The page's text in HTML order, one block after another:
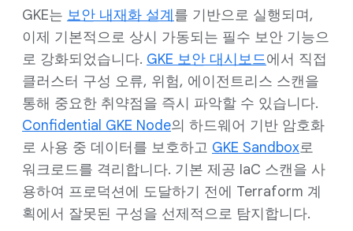
GKE는 보안 내재화 설계를 기반으로 실행되며,
이제 기본적으로 상시 가동되는 필수 보안 기능으
로 강화되었습니다. GKE 보안 대시보드에서 직접
클러스터 구성 오류, 위험, 에이전트리스 스캔을
통해 중요한 취약점을 즉시 파악할 수 있습니다.
Confidential GKE Node의 하드웨어 기반 암호화
로 사용 중 데이터를 보호하고 GKE Sandbox로
워크로드를 격리합니다. 기본 제공 IaC 스캔을 사
용하여 프로덕션에 도달하기 전에 Terraform 계
획에서 잘못된 구성을 선제적으로 탐지합니다.